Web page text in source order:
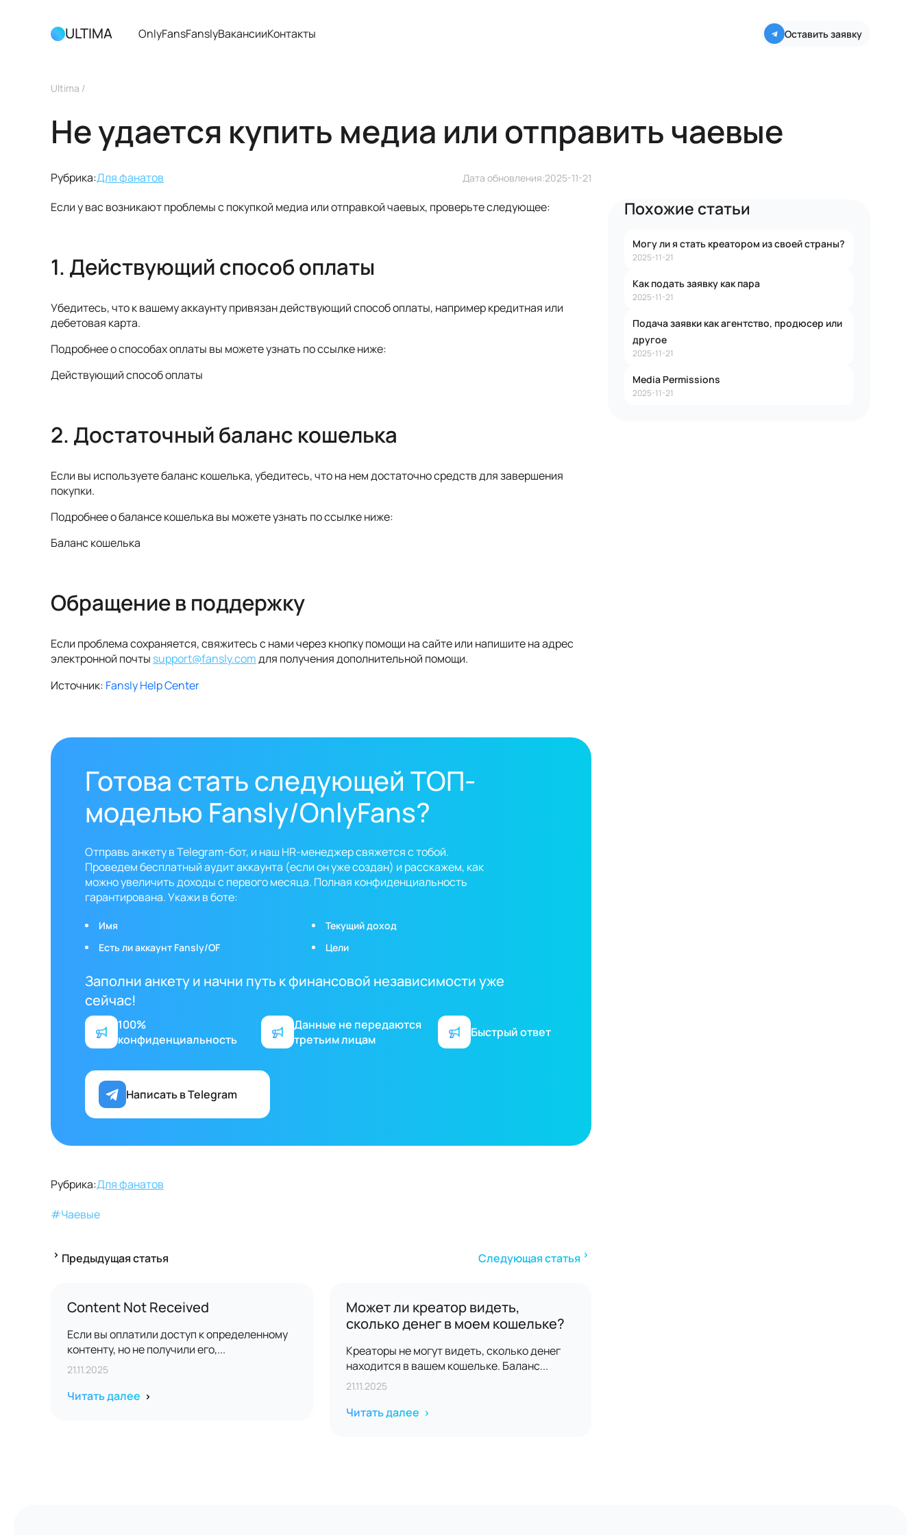
ULTIMA OnlyFansFanslyВакансииКонтакты Оставить заявку
Ultima /
Не удается купить медиа или отправить чаевые
Рубрика:Для фанатов Дата обновления:2025-11-21
Если у вас возникают проблемы с покупкой медиа или отправкой чаевых, проверьте следующее:
1. Действующий способ оплаты
Убедитесь, что к вашему аккаунту привязан действующий способ оплаты, например кредитная или
дебетовая карта.
Подробнее о способах оплаты вы можете узнать по ссылке ниже:
Действующий способ оплаты
2. Достаточный баланс кошелька
Если вы используете баланс кошелька, убедитесь, что на нем достаточно средств для завершения
покупки.
Подробнее о балансе кошелька вы можете узнать по ссылке ниже:
Баланс кошелька
Обращение в поддержку
Если проблема сохраняется, свяжитесь с нами через кнопку помощи на сайте или напишите на адрес
электронной почты support@fansly.comдля получения дополнительной помощи.
Источник: Fansly Help Center
Готова стать следующей ТОП-
моделью Fansly/OnlyFans?
Отправь анкету в Telegram-бот, и наш HR-менеджер свяжется с тобой.
Проведем бесплатный аудит аккаунта (если он уже создан) и расскажем, как
можно увеличить доходы с первого месяца. Полная конфиденциальность
гарантирована. Укажи в боте:
Имя
Текущий доход
Есть ли аккаунт Fansly/OF
Цели
Заполни анкету и начни путь к финансовой независимости уже
сейчас!
100%
конфиденциальность
Данные не передаются
третьим лицам
Быстрый ответ
Написать в Telegram
Рубрика:Для фанатов
#Чаевые
Предыдущая статья
Content Not Received
Если вы оплатили доступ к определенному
контенту, но не получили его,...
21.11.2025
Читать далее
Следующая статья
Может ли креатор видеть,
сколько денег в моем кошельке?
Креаторы не могут видеть, сколько денег
находится в вашем кошельке. Баланс...
21.11.2025
Читать далее
Похожие статьи
Могу ли я стать креатором из своей страны?
2025-11-21
Как подать заявку как пара
2025-11-21
Подача заявки как агентство, продюсер или
другое
2025-11-21
Media Permissions
2025-11-21